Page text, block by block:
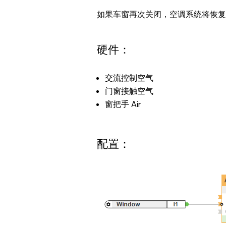
如果车窗再次关闭，空调系统将恢
硬件：
交流控制空气
门窗接触空气
窗把手 Air
配置：